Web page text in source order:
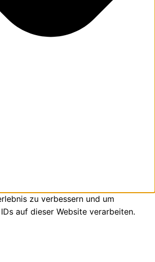
zu verbessern und um
auf dieser Website verarbeiten.